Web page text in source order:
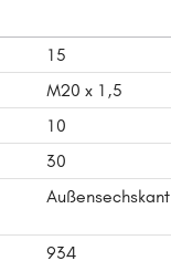
15
M20 x 1,5
10
30
Außensechskant
934